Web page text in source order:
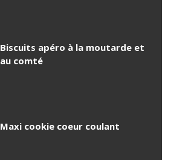
Biscuits apéro à la moutarde et
au comté
Maxi cookie coeur coulant